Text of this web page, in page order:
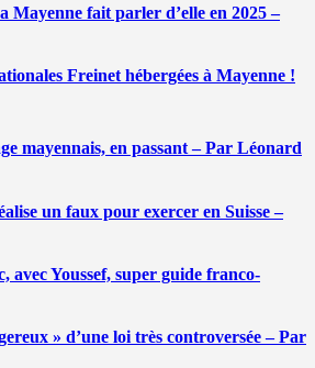
Mayenne fait parler d’elle en 2025 –
Freinet hébergées à Mayenne !
mayennais, en passant – Par Léonard
un faux pour exercer en Suisse –
avec Youssef, super guide franco-
» d’une loi très controversée – Par